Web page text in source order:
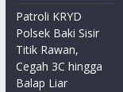
Patroli KRYD
Polsek Baki Sisir
Titik Rawan,
Cegah 3C hingga
Balap Liar